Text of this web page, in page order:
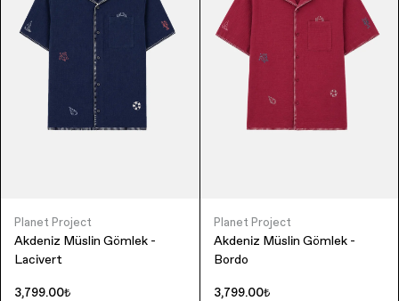
Planet Project
Akdeniz Müslin Gömlek -
Lacivert
3,799.00₺
Planet Project
Akdeniz Müslin Gömlek -
Bordo
3,799.00₺